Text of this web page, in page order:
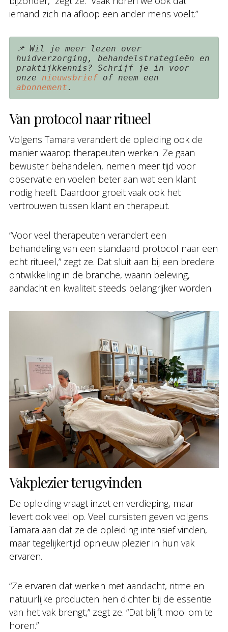
iemand zich na afloop een ander mens voelt.”
📌 Wil je meer lezen over
huidverzorging, behandelstrategieën en
praktijkkennis? Schrijf je in voor
onze nieuwsbrief
abonnement .
Van protocol naar ritueel
Volgens Tamara verandert de opleiding ook de
manier waarop therapeuten werken. Ze gaan
bewuster behandelen, nemen meer tijd voor
observatie en voelen beter aan wat een klant
nodig heeft. Daardoor groeit vaak ook het
vertrouwen tussen klant en therapeut.
“Voor veel therapeuten verandert een
behandeling van een standaard protocol naar een
echt ritueel,” zegt ze. Dat sluit aan bij een bredere
ontwikkeling in de branche, waarin beleving,
aandacht en kwaliteit steeds belangrijker worden.
Vakplezier terugvinden
De opleiding vraagt inzet en verdieping, maar
levert ook veel op. Veel cursisten geven volgens
Tamara aan dat ze de opleiding intensief vinden,
maar tegelijkertijd opnieuw plezier in hun vak
ervaren.
“Ze ervaren dat werken met aandacht, ritme en
natuurlijke producten hen dichter bij de essentie
van het vak brengt,” zegt ze. “Dat blijft mooi om te
horen.”